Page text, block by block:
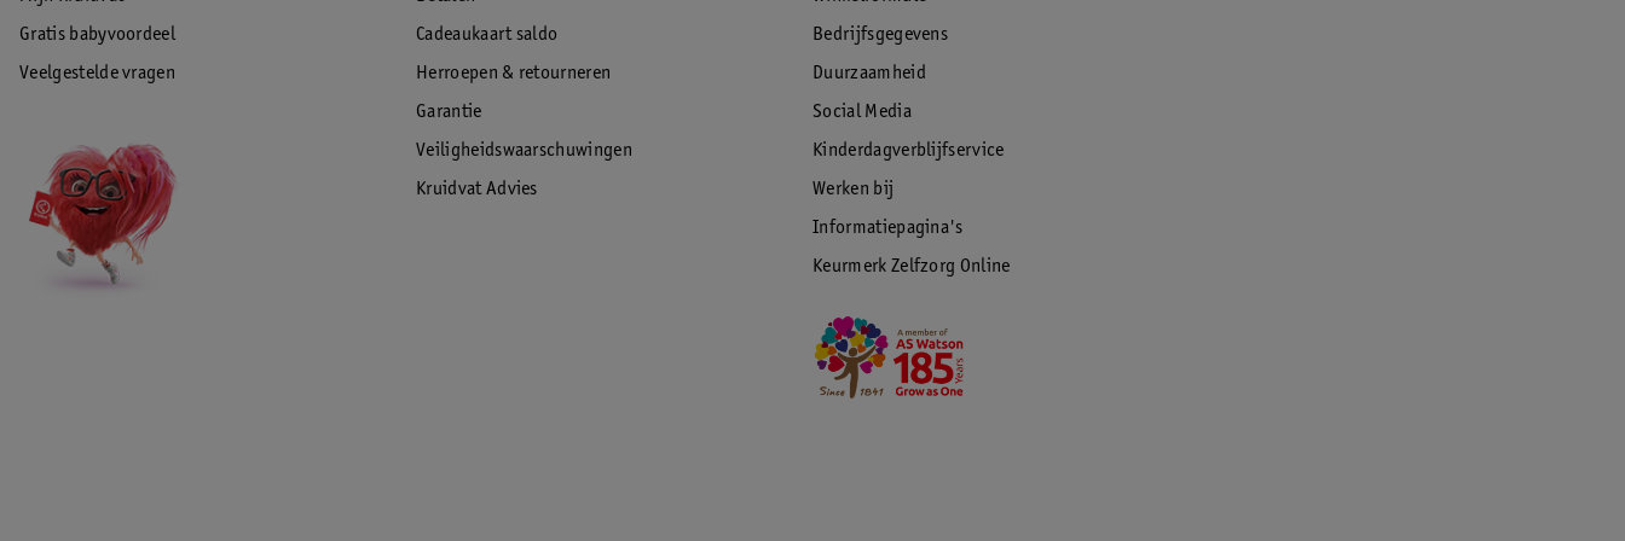
Gratis babyvoordeel
Veelgestelde vragen
Cadeaukaart saldo
Herroepen & retourneren
Garantie
Veiligheidswaarschuwingen
Kruidvat Advies
Bedrijfsgegevens
Duurzaamheid
Social Media
Kinderdagverblijfservice
Werken bij
Informatiepagina's
Keurmerk Zelfzorg Online